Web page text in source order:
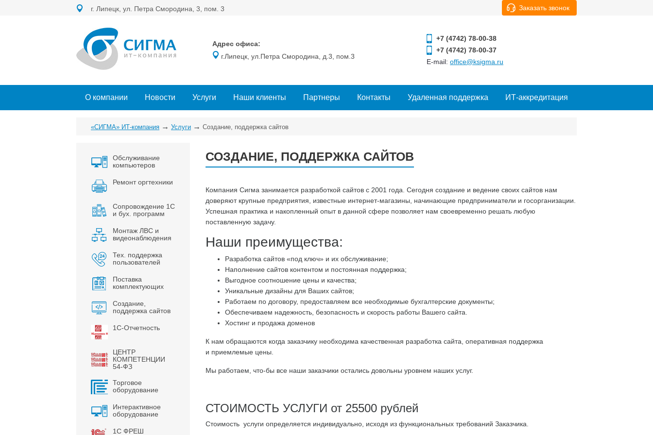
г. Липецк, ул. Петра Смородина, 3, пом. 3 Заказать звонок
Адрес офиса:
г.Липецк, ул.Петра Смородина, д.3, пом.3
+7 (4742) 78-00-38
+7 (4742) 78-00-37
E-mail: office@ksigma.ru
О компании Новости Услуги Наши клиенты Партнеры Контакты Удаленная поддержка ИТ-аккредитация
«СИГМА» ИТ-компания → Услуги → Создание, поддержка сайтов
Обслуживание
компьютеров
Ремонт оргтехники
Сопровождение 1С
и бух. программ
Монтаж ЛВС и
видеонаблюдения
Тех. поддержка
пользователей
Поставка
комплектующих
Создание,
поддержка сайтов
1С-Отчетность
ЦЕНТР
КОМПЕТЕНЦИИ
54-ФЗ
Торговое
оборудование
Интерактивное
оборудование
1С ФРЕШ
СОЗДАНИЕ, ПОДДЕРЖКА САЙТОВ
Компания Сигма занимается разработкой сайтов с 2001 года. Сегодня создание и ведение своих сайтов нам
доверяют крупные предприятия, известные интернет-магазины, начинающие предприниматели и госорганизации.
Успешная практика и накопленный опыт в данной сфере позволяет нам своевременно решать любую
поставленную задачу.
Наши преимущества:
Разработка сайтов «под ключ» и их обслуживание;
Наполнение сайтов контентом и постоянная поддержка;
Выгодное соотношение цены и качества;
Уникальные дизайны для Ваших сайтов;
Работаем по договору, предоставляем все необходимые бухгалтерские документы;
Обеспечиваем надежность, безопасность и скорость работы Вашего сайта.
Хостинг и продажа доменов
К нам обращаются когда заказчику необходима качественная разработка сайта, оперативная поддержка
и приемлемые цены.
Мы работаем, что-бы все наши заказчики остались довольны уровнем наших услуг.
СТОИМОСТЬ УСЛУГИ от 25500 рублей
Стоимость услуги определяется индивидуально, исходя из функциональных требований Заказчика.